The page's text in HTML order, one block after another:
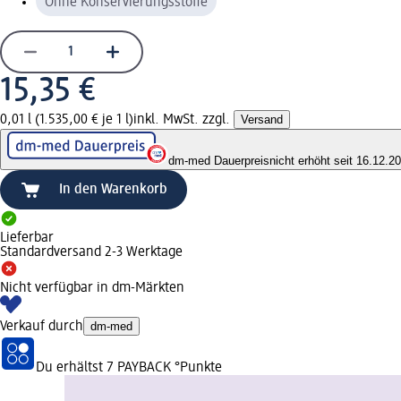
15,35 €
0,01 l (1.535,00 € je 1 l)inkl. MwSt. zzgl. Versand
dm-med Dauerpreisnicht erhöht seit
In den Warenkorb
Lieferbar
Standardversand 2-3 Werktage
Nicht verfügbar in dm-Märkten
Verkauf durch dm-med
Du erhältst 7 PAYBACK °Punkte